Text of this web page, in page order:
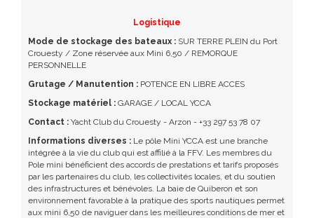
Logistique
Mode de stockage des bateaux : SUR TERRE PLEIN du Port
Crouesty / Zone réservée aux Mini 6,50 / REMORQUE
PERSONNELLE
Grutage / Manutention : POTENCE EN LIBRE ACCES
Stockage matériel : GARAGE / LOCAL YCCA
Contact : Yacht Club du Crouesty - Arzon - +33 297 53 78 07
Informations diverses : Le pôle Mini YCCA est une branche
intégrée à la vie du club qui est affilié à la FFV. Les membres du
Pole mini bénéficient des accords de prestations et tarifs proposés
par les partenaires du club, les collectivités locales, et du soutien
des infrastructures et bénévoles. La baie de Quiberon et son
environnement favorable à la pratique des sports nautiques permet
aux mini 6,50 de naviguer dans les meilleures conditions de mer et